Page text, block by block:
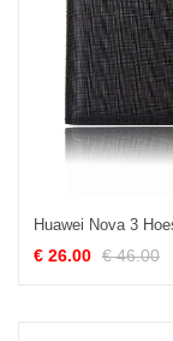
€ 26.00 € 46.00